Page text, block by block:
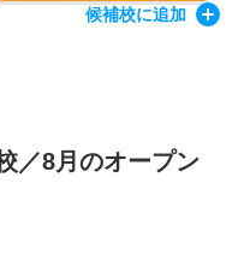
候補校に追加
8月のオープン